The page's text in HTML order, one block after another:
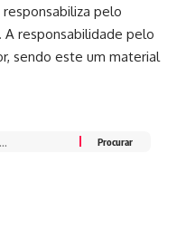
pelo
responsabilidade pelo
sendo este um material